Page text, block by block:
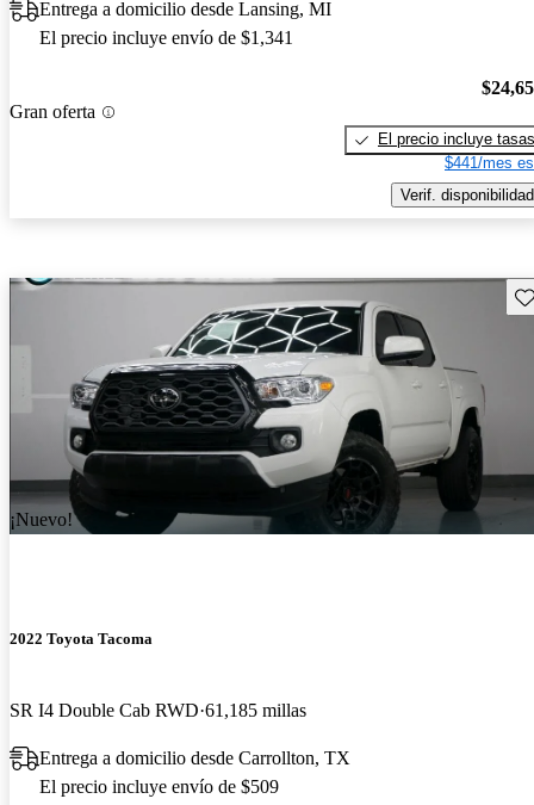
Entrega a domicilio desde Lansing, MI
El precio incluye envío de $1,341
Gran oferta
El precio incluye tasas
$441/mes
Verif. disponibilidad
¡Nuevo!
2022 Toyota Tacoma
SR I4 Double Cab RWD 61,185 millas
Entrega a domicilio desde Carrollton, TX
El precio incluye envío de $509